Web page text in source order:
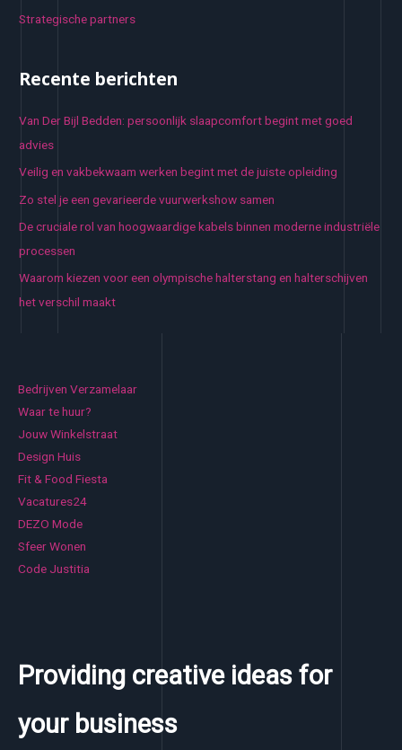
Strategische partners
Recente berichten
Van Der Bijl Bedden: persoonlijk slaapcomfort begint met goed
advies
Veilig en vakbekwaam werken begint met de juiste opleiding
Zo stel je een gevarieerde vuurwerkshow samen
De cruciale rol van hoogwaardige kabels binnen moderne industriële
processen
Waarom kiezen voor een olympische halterstang en halterschijven
het verschil maakt
Bedrijven Verzamelaar
Waar te huur?
Jouw Winkelstraat
Design Huis
Fit & Food Fiesta
Vacatures24
DEZO Mode
Sfeer Wonen
Code Justitia
Providing creative ideas for
your business